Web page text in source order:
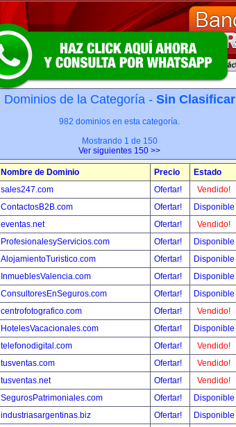
Dominios de la Categoría - Sin Clasificar
982 dominios en esta categoría.
Mostrando 1 de 150
Ver siguientes 150 >>
Nombre de Dominio Precio
Estado
sales247.com
Ofertar!
Vendido!
ContactosB2B.com
Ofertar!
Disponible
eventas.net
Ofertar!
Vendido!
ProfesionalesyServicios.com
Ofertar!
Disponible
AlojamientoTuristico.com
Ofertar!
Disponible
InmueblesValencia.com
Ofertar!
Disponible
ConsultoresEnSeguros.com
Ofertar!
Disponible
centrofotografico.com
Ofertar!
Vendido!
HotelesVacacionales.com
Ofertar!
Disponible
telefonodigital.com
Ofertar!
Vendido!
tusventas.com
Ofertar!
Vendido!
tusventas.net
Ofertar!
Vendido!
SegurosPatrimoniales.com
Ofertar!
Disponible
industriasargentinas.biz
Ofertar!
Disponible